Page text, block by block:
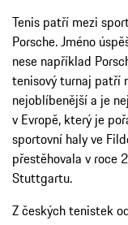
Tenis patří mezi
Porsche. Jméno
nese například
tenisový turnaj patří
nejoblíbenější a je
v Evropě, který je
sportovní haly ve
přestěhovala v roce
Stuttgartu.
Z českých tenistek